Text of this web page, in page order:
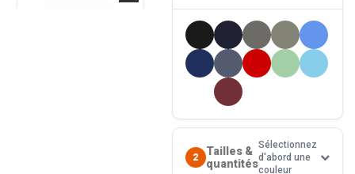
2
Tailles &
quantités
Sélectionnez
d'abord une
couleur